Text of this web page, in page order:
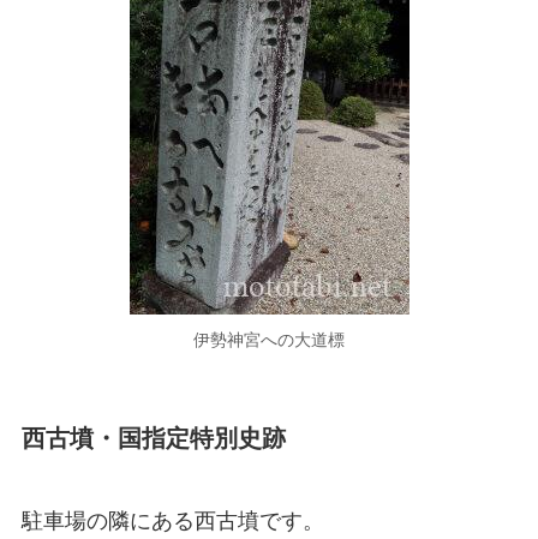
伊勢神宮への大道標
西古墳・国指定特別史跡
駐車場の隣にある西古墳です。